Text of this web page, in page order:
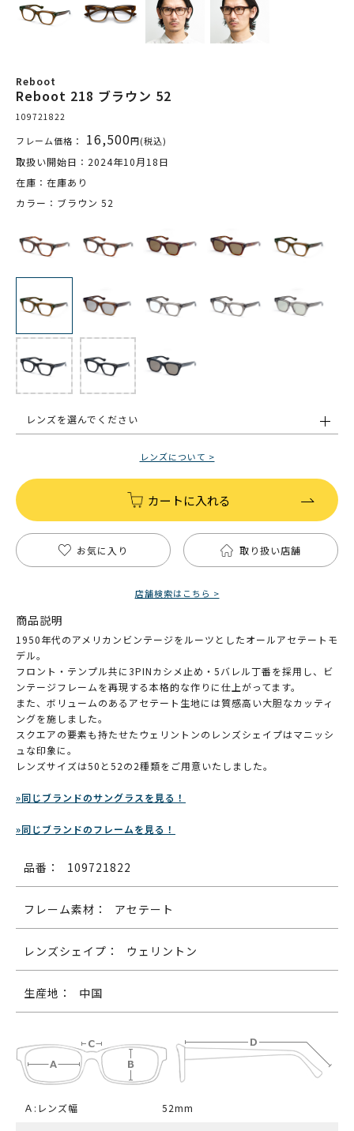
Reboot
Reboot 218 ブラウン 52
109721822
フレーム価格： 16,500円(税込)
取扱い開始日：2024年10月18日
在庫：在庫あり
カラー：ブラウン 52
レンズを選んでください
レンズについて >
カートに入れる
お気に入り 取り扱い店舗
店舗検索はこちら >
商品説明
1950年代のアメリカンビンテージをルーツとしたオールアセテートモ
デル。
フロント・テンプル共に3PINカシメ止め・5バレル丁番を採用し、ビ
ンテージフレームを再現する本格的な作りに仕上がってます。
また、ボリュームのあるアセテート生地には質感高い大胆なカッティ
ングを施しました。
スクエアの要素も持たせたウェリントンのレンズシェイプはマニッシ
ュな印象に。
レンズサイズは50と52の2種類をご用意いたしました。
»同じブランドのサングラスを見る！
»同じブランドのフレームを見る！
品番： 109721822
フレーム素材： アセテート
レンズシェイプ： ウェリントン
生産地： 中国
Ａ:レンズ幅 52mm